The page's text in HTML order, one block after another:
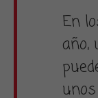
En
año,